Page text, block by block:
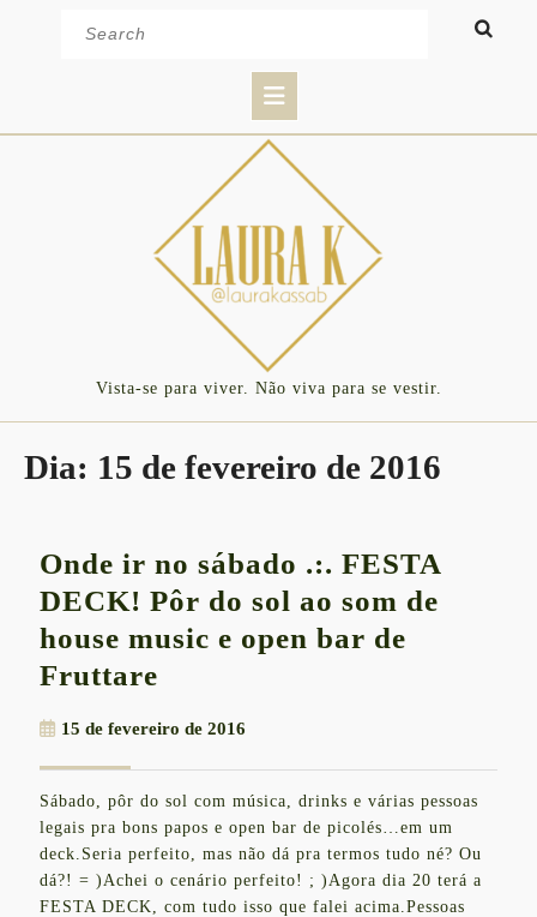
Button
Vista-se para viver. Não viva para se vestir.
Dia: 15 de fevereiro de 2016
Onde ir no sábado .:. FESTA
DECK! Pôr do sol ao som de
house music e open bar de
Fruttare
no
sábado
.:.
FESTA
DECK!
15 de fevereiro de 2016
de
2016
Sábado, pôr do sol com música, drinks e várias pessoas
legais pra bons papos e open bar de picolés…em um
deck.Seria perfeito, mas não dá pra termos tudo né? Ou
dá?! = )Achei o cenário perfeito! ; )Agora dia 20 terá a
FESTA DECK, com tudo isso que falei acima.Pessoas